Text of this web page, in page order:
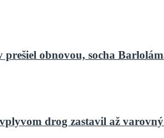
obnovou, socha
drog zastavil až